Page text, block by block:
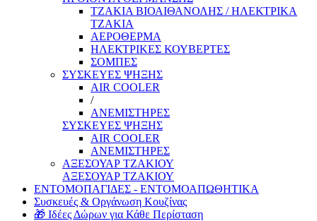
ΤΖΑΚΙΑ ΒΙΟΑΙΘΑΝΟΛΗΣ / ΗΛΕΚΤΡΙΚΑ
ΤΖΑΚΙΑ
ΑΕΡΟΘΕΡΜΑ
ΗΛΕΚΤΡΙΚΕΣ ΚΟΥΒΕΡΤΕΣ
ΣΟΜΠΕΣ
ΣΥΣΚΕΥΕΣ ΨΗΞΗΣ
AIR COOLER
/
ΑΝΕΜΙΣΤΗΡΕΣ
ΣΥΣΚΕΥΕΣ ΨΗΞΗΣ
AIR COOLER
ΑΝΕΜΙΣΤΗΡΕΣ
ΑΞΕΣΟΥΑΡ ΤΖΑΚΙΟΥ
ΑΞΕΣΟΥΑΡ ΤΖΑΚΙΟΥ
ΕΝΤΟΜΟΠΑΓΙΔΕΣ - ΕΝΤΟΜΟΑΠΩΘΗΤΙΚΑ
Συσκευές & Οργάνωση Κουζίνας
🎁 Ιδέες Δώρων για Κάθε Περίσταση